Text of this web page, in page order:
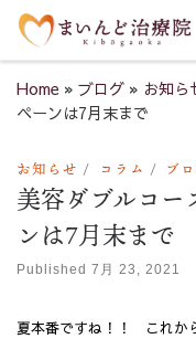
Skip to content
Home » ブログ » お知ら
ペーンは7月末まで
お知らせ コラム ブ
美容ダブルコー
ンは7月末まで
Published 7月 23, 2021
夏本番ですね！！ これか